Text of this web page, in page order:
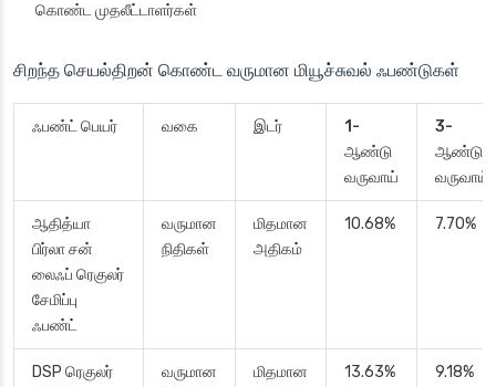
கொண்ட முதலீட்டாளர்கள்
சிறந்த செயல்திறன் கொண்ட வருமான மியூச்சுவல் ஃபண்டுகள்
ஃபண்ட் பெயர் வகை இடர்
1-
ஆண்டு
வருவாய்
3-
ஆண்டு
வருவாய்
ஆதித்யா
பிர்லா சன்
லைஃப் ரெகுலர்
சேமிப்பு
ஃபண்ட்
வருமான
நிதிகள்
மிதமான
அதிகம்
10.68% 7.70%
DSP ரெகுலர்
வருமான
மிதமான
13.63% 9.18%